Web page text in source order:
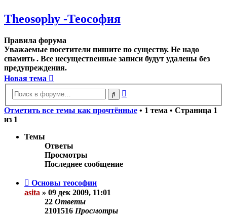
Theosophy -Теософия
Правила форума
Уважаемые посетители пишите по существу. Не надо
спамить . Все несущественные записи будут удалены без
предупреждения.
Новая тема
Поиск
Отметить все темы как прочтённые • 1 тема • Страница 1
из 1
Темы
Ответы
Просмотры
Последнее сообщение
Основы теософии
asita » 09 дек 2009, 11:01
22 Ответы
2101516 Просмотры